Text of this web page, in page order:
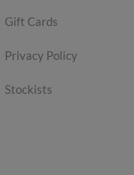
Gift Cards
Privacy Policy
Stockists